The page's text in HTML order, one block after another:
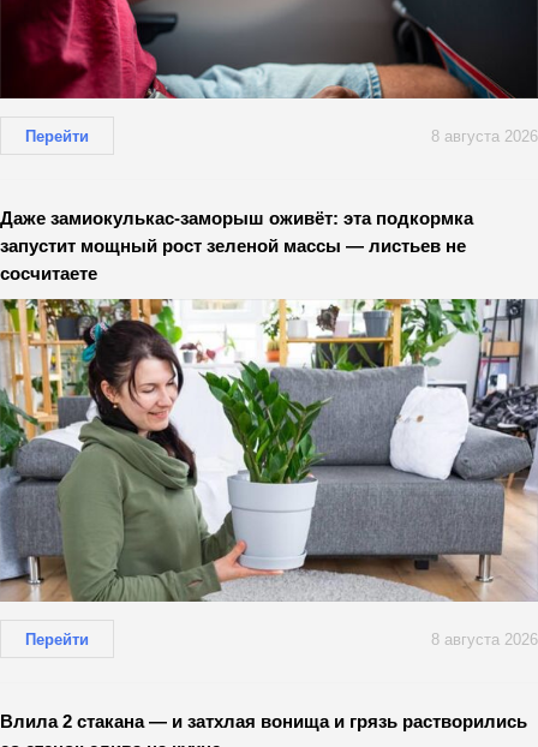
Перейти 8 августа 2026
Даже замиокулькас-заморыш оживёт: эта подкормка
запустит мощный рост зеленой массы — листьев не
сосчитаете
Перейти 8 августа 2026
Влила 2 стакана — и затхлая вонища и грязь растворились